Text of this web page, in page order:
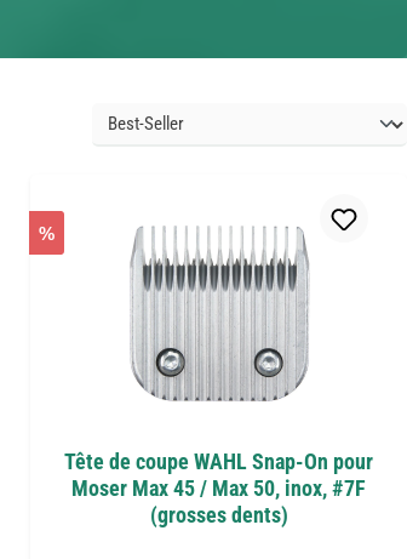
%
Tête de coupe WAHL Snap-On pour
Moser Max 45 / Max 50, inox, #7F
(grosses dents)